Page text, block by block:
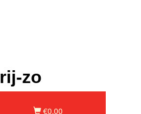
zo
€0,00